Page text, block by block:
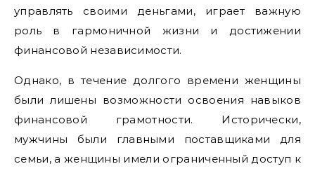
управлять своими деньгами, играет важную
роль в гармоничной жизни и достижении
финансовой независимости.
Однако, в течение долгого времени женщины
были лишены возможности освоения навыков
финансовой грамотности. Исторически,
мужчины были главными поставщиками для
семьи, а женщины имели ограниченный доступ к